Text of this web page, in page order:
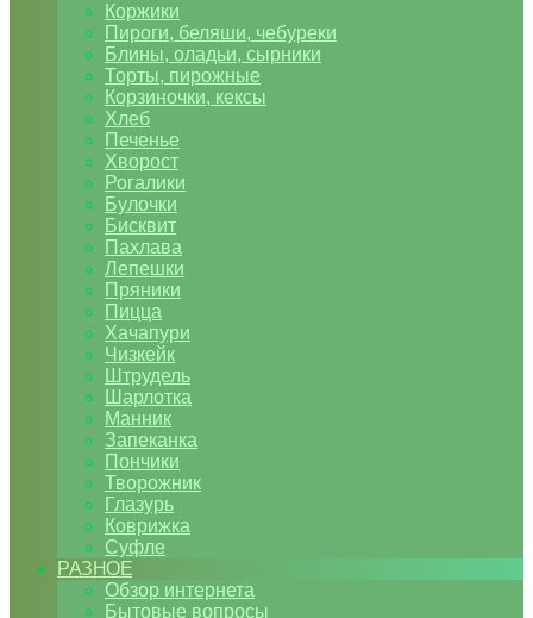
Коржики
Пироги, беляши, чебуреки
Блины, оладьи, сырники
Торты, пирожные
Корзиночки, кексы
Хлеб
Печенье
Хворост
Рогалики
Булочки
Бисквит
Пахлава
Лепешки
Пряники
Пицца
Хачапури
Чизкейк
Штрудель
Шарлотка
Манник
Запеканка
Пончики
Творожник
Глазурь
Коврижка
Суфле
РАЗНОЕ
Обзор интернета
Бытовые вопросы